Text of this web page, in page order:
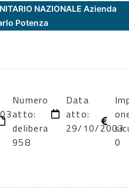
NAZIONALE Azienda
Potenza
Numero
atto:
delibera
958
Data
atto:
29/10/2003
0